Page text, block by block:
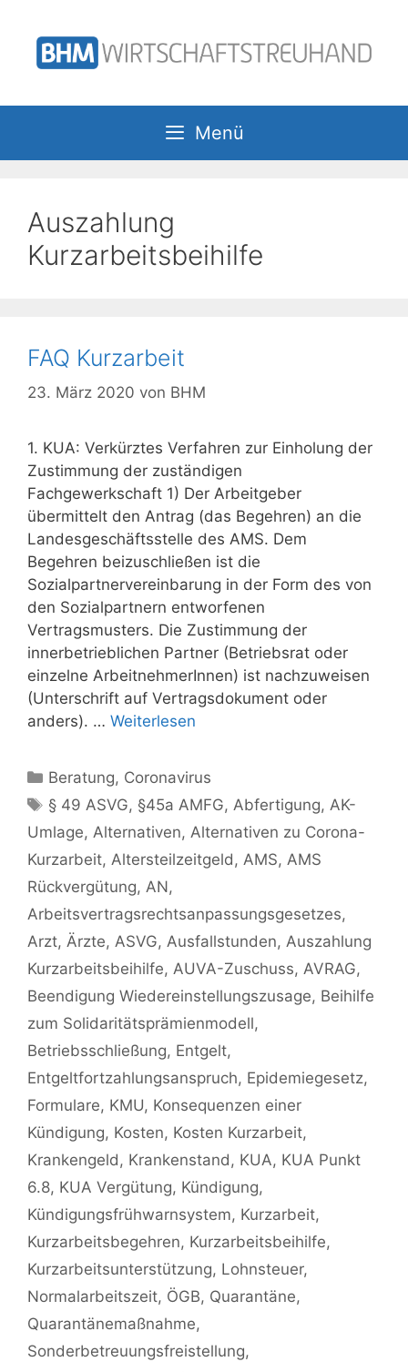
Inhalt
springen
Menü
Auszahlung
Kurzarbeitsbeihilfe
FAQ Kurzarbeit
23. März 2020 von BHM
1. KUA: Verkürztes Verfahren zur Einholung der
Zustimmung der zuständigen
Fachgewerkschaft 1) Der Arbeitgeber
übermittelt den Antrag (das Begehren) an die
Landesgeschäftsstelle des AMS. Dem
Begehren beizuschließen ist die
Sozialpartnervereinbarung in der Form des von
den Sozialpartnern entworfenen
Vertragsmusters. Die Zustimmung der
innerbetrieblichen Partner (Betriebsrat oder
einzelne ArbeitnehmerInnen) ist nachzuweisen
(Unterschrift auf Vertragsdokument oder
anders). … Weiterlesen
Kategorien
Beratung, Coronavirus
Schlagwörter
§ 49 ASVG, §45a AMFG,Abfertigung,AK-
Umlage, Alternativen, Alternativen zu Corona-
Kurzarbeit, Altersteilzeitgeld, AMS, AMS
Rückvergütung, AN,
Arbeitsvertragsrechtsanpassungsgesetzes,
Arzt, Ärzte, ASVG, Ausfallstunden, Auszahlung
Kurzarbeitsbeihilfe, AUVA-Zuschuss, AVRAG,
Beendigung Wiedereinstellungszusage, Beihilfe
zum Solidaritätsprämienmodell,
Betriebsschließung, Entgelt,
Entgeltfortzahlungsanspruch, Epidemiegesetz,
Formulare, KMU, Konsequenzen einer
Kündigung, Kosten, Kosten Kurzarbeit,
Krankengeld, Krankenstand, KUA, KUA Punkt
6.8, KUA Vergütung, Kündigung,
Kündigungsfrühwarnsystem, Kurzarbeit,
Kurzarbeitsbegehren, Kurzarbeitsbeihilfe,
Kurzarbeitsunterstützung, Lohnsteuer,
Normalarbeitszeit, ÖGB, Quarantäne,
Quarantänemaßnahme,
Sonderbetreuungsfreistellung,